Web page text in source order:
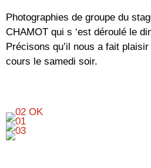
Photographies de groupe du
CHAMOT qui s ‘est déroulé le
Précisons qu’il nous a fait
cours le samedi soir.